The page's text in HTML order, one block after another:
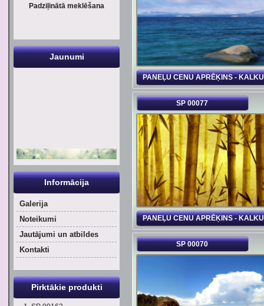
PANEĻU CENU APRĒĶINS -
SP 00077
PANEĻU CENU APRĒĶINS -
SP 00070
Padziļinātā meklēšana
Jaunumi
Informācija
Galerija
Noteikumi
Jautājumi un atbildes
Kontakti
Pirktākie produkti